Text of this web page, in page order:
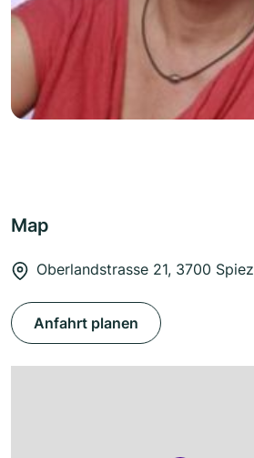
Map
Oberlandstrasse 21, 3700 Spiez
Anfahrt planen